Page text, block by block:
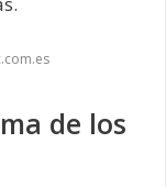
de los